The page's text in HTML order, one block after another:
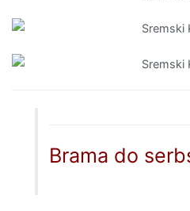
Brama do